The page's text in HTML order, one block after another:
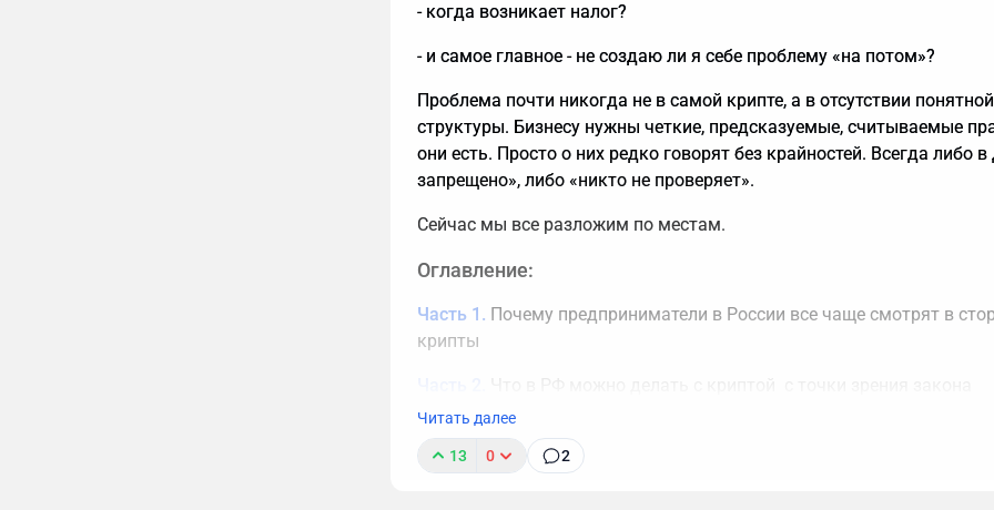
- когда возникает налог?
- и самое главное - не создаю ли я себе проблему «на потом»?
Проблема почти никогда не в самой крипте, а в отсутствии понятной
структуры. Бизнесу нужны четкие, предсказуемые, считываемые
они есть. Просто о них редко говорят без крайностей. Всегда либо в
запрещено», либо «никто не проверяет».
Сейчас мы все разложим по местам.
Оглавление:
Часть 1. Почему предприниматели в России все чаще смотрят в
крипты
Часть 3. Как предпринимателю выбрать налоговый режим
Часть 4. Как законно уменьшить налог
Читать далее
13 0 2